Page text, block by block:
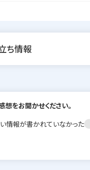
ち情報
をお聞かせください。
情報が書かれていなかった